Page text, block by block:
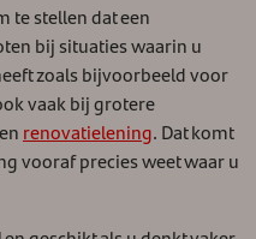
te stellen dat een
bij situaties waarin u
zoals bijvoorbeeld voor
vaak bij grotere
renovatielening. Dat komt
vooraf precies weet waar u